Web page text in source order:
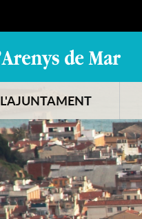
L'AJUNTAMENT